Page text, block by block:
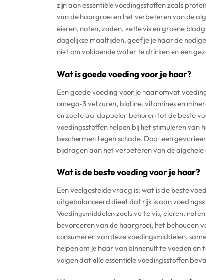
zijn aan essentiële voedingsstoffen zoals
van de haargroei en het verbeteren van de
eieren, noten, zaden, vette vis en groene
dagelijkse maaltijden, geef je je haar de
niet om voldoende water te drinken en een
Wat is goede voeding voor je haar?
Een goede voeding voor je haar omvat
omega-3 vetzuren, biotine, vitamines en
en zoete aardappelen behoren tot de beste
voedingsstoffen helpen bij het stimuleren van
beschermen tegen schade. Door een
bijdragen aan het verbeteren van de
Wat is de beste voeding voor je haar?
Een veelgestelde vraag is: wat is de beste
uitgebalanceerd dieet dat rijk is aan
Voedingsmiddelen zoals vette vis, eieren,
bevorderen van de haargroei, het behouden
consumeren van deze voedingsmiddelen,
helpen om je haar van binnenuit te voeden
volgen dat alle essentiële voedingsstoffen